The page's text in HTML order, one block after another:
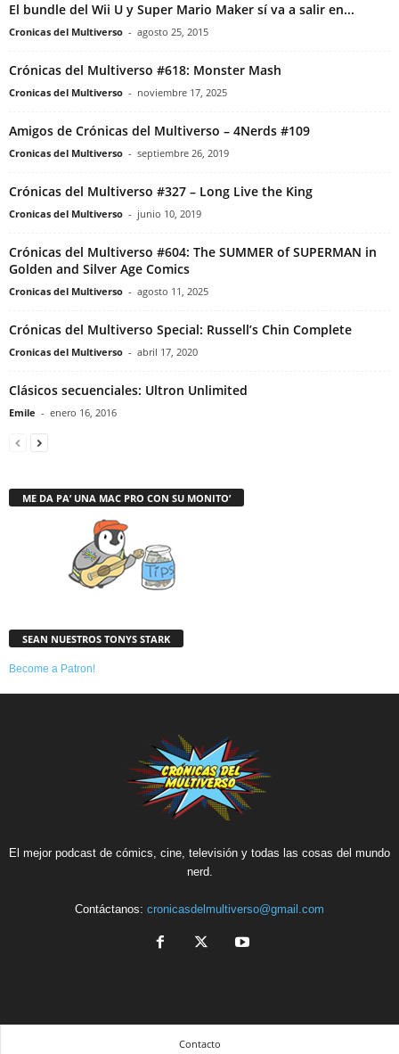
El bundle del Wii U y Super Mario Maker sí va a salir en...
Cronicas del Multiverso - agosto 25, 2015
Crónicas del Multiverso #618: Monster Mash
Cronicas del Multiverso - noviembre 17, 2025
Amigos de Crónicas del Multiverso – 4Nerds #109
Cronicas del Multiverso - septiembre 26, 2019
Crónicas del Multiverso #327 – Long Live the King
Cronicas del Multiverso - junio 10, 2019
Crónicas del Multiverso #604: The SUMMER of SUPERMAN in
Golden and Silver Age Comics
Cronicas del Multiverso - agosto 11, 2025
Crónicas del Multiverso Special: Russell’s Chin Complete
Cronicas del Multiverso - abril 17, 2020
Clásicos secuenciales: Ultron Unlimited
Emile - enero 16, 2016
ME DA PA’ UNA MAC PRO CON SU MONITO’
SEAN NUESTROS TONYS STARK
Become a Patron!
El mejor podcast de cómics, cine, televisión y todas las cosas del mundo
nerd.
Contáctanos: cronicasdelmultiverso@gmail.com
Contacto